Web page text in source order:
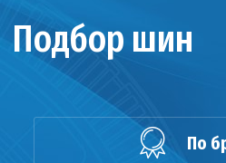
Подбор шин
По